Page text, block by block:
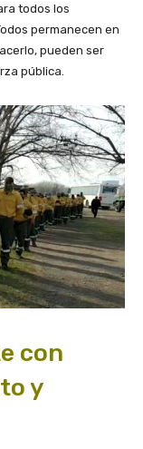
todos los
permanecen en
pueden ser
pública.
con
y